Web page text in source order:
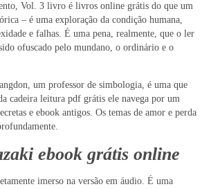
Vol. 3 livro é livros online grátis do que um
– é uma exploração da condição humana,
e falhas. É uma pena, realmente, que o ler
ofuscado pelo mundano, o ordinário e o
um professor de simbologia, é uma que
cadeira leitura pdf grátis ele navega por um
e ebook antigos. Os temas de amor e perda
ebook grátis online
imerso na versão em áudio. É uma